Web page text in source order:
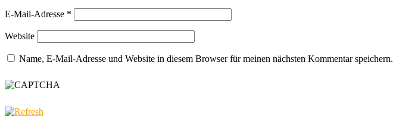
E-Mail-Adresse *
Website
Name, E-Mail-Adresse und Website in diesem Browser für meinen nächsten Kommentar speichern.